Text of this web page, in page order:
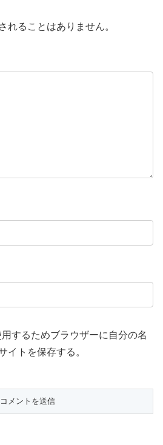
れることはありません。
するためブラウザーに自分の名
イトを保存する。